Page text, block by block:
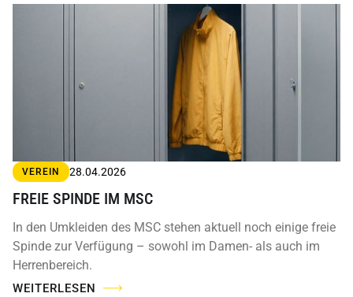
VEREIN 28.04.2026
FREIE SPINDE IM MSC
In den Umkleiden des MSC stehen aktuell noch einige freie
Spinde zur Verfügung – sowohl im Damen- als auch im
Herrenbereich.
WEITERLESEN